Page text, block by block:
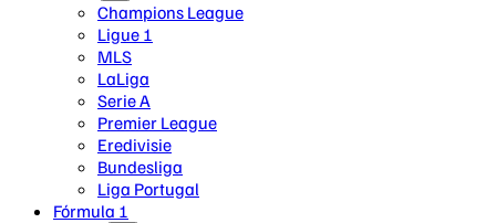
Champions League
Ligue 1
MLS
LaLiga
Serie A
Premier League
Eredivisie
Bundesliga
Liga Portugal
Fórmula 1